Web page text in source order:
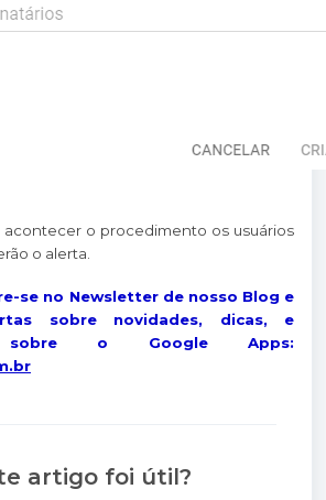
acontecer o procedimento os usuários
o alerta.
se no Newsletter de nosso Blog e
sobre novidades, dicas, e
sobre o Google Apps:
artigo foi útil?